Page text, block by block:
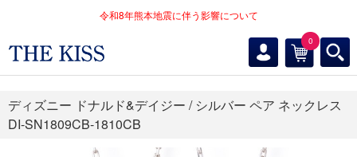
令和8年熊本地震に伴う影響について
0
ディズニー ドナルド&デイジー / シルバー ペア ネックレス
DI-SN1809CB-1810CB